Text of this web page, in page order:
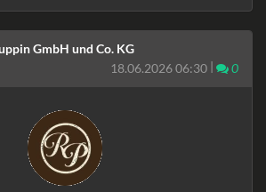
GmbH und Co. KG
18.06.2026 06:30
0